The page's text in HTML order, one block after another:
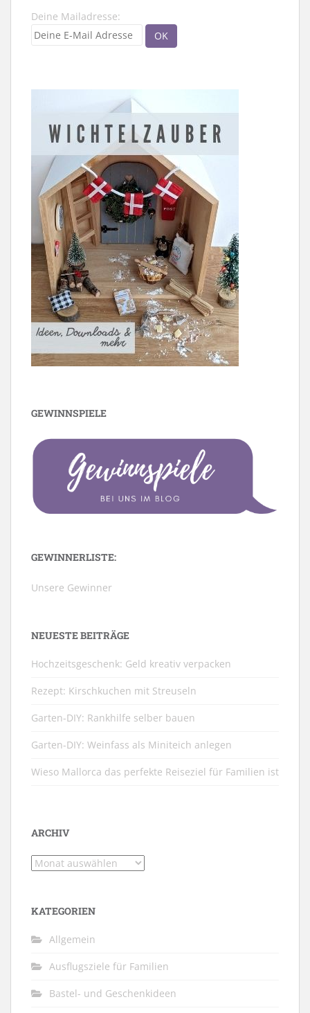
Deine Mailadresse:
GEWINNSPIELE
GEWINNERLISTE:
Unsere Gewinner
NEUESTE BEITRÄGE
Hochzeitsgeschenk: Geld kreativ verpacken
Rezept: Kirschkuchen mit Streuseln
Garten-DIY: Rankhilfe selber bauen
Garten-DIY: Weinfass als Miniteich anlegen
Wieso Mallorca das perfekte Reiseziel für Familien ist
ARCHIV
Archiv
KATEGORIEN
Allgemein
Ausflugsziele für Familien
Bastel- und Geschenkideen